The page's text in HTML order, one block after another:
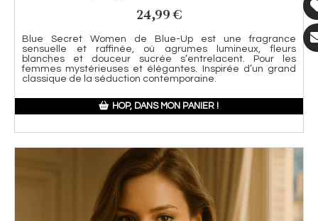
24,99€
Blue Secret Women de Blue-Up est une fragrance
sensuelle et raffinée, où agrumes lumineux, fleurs
blanches et douceur sucrée s’entrelacent. Pour les
femmes mystérieuses et élégantes. Inspirée d’un grand
classique de la séduction contemporaine.
HOP, DANS MON PANIER !